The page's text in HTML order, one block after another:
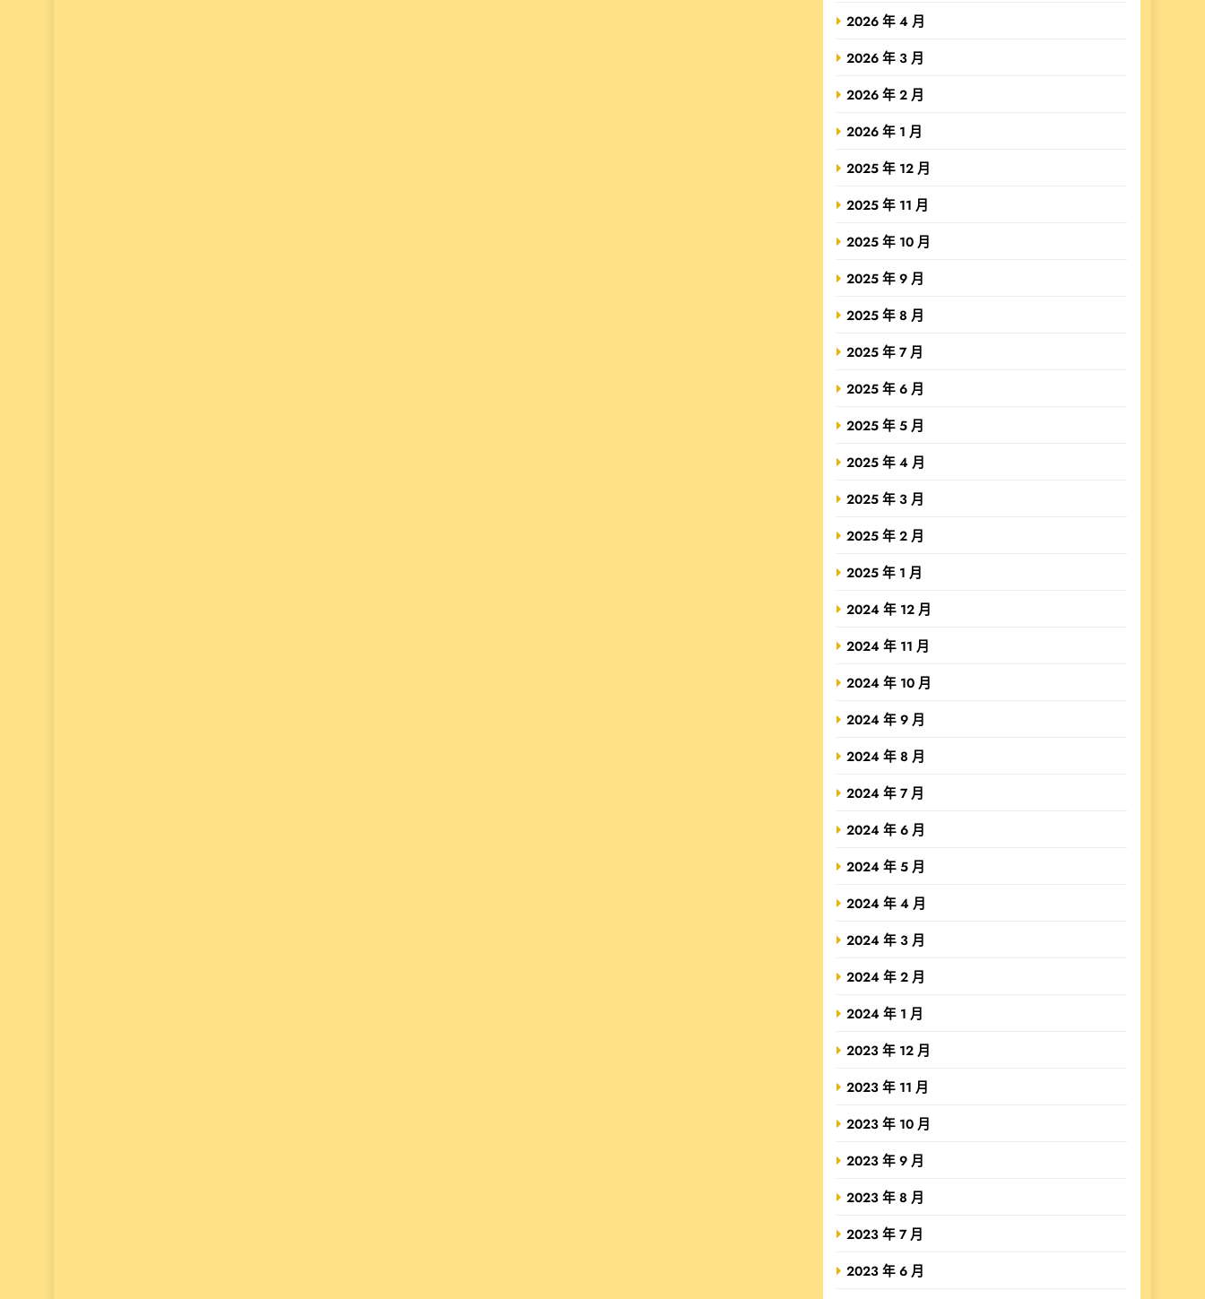
2026 年 4 月
2026 年 3 月
2026 年 2 月
2026 年 1 月
2025 年 12 月
2025 年 11 月
2025 年 10 月
2025 年 9 月
2025 年 8 月
2025 年 7 月
2025 年 6 月
2025 年 5 月
2025 年 4 月
2025 年 3 月
2025 年 2 月
2025 年 1 月
2024 年 12 月
2024 年 11 月
2024 年 10 月
2024 年 9 月
2024 年 8 月
2024 年 7 月
2024 年 6 月
2024 年 5 月
2024 年 4 月
2024 年 3 月
2024 年 2 月
2024 年 1 月
2023 年 12 月
2023 年 11 月
2023 年 10 月
2023 年 9 月
2023 年 8 月
2023 年 7 月
2023 年 6 月